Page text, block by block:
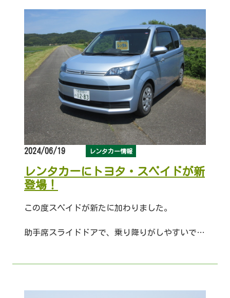
どうぞ長いお付き合いをお願いいたします。
2024/06/19 レンタカー情報
レンタカーにトヨタ・スペイドが新
登場！
この度スペイドが新たに加わりました。
助手席スライドドアで、乗り降りがしやすいです。